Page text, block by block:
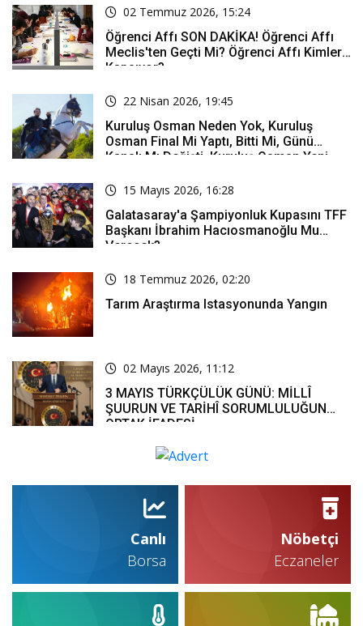
02 Temmuz 2026, 15:24
Öğrenci Affı SON DAKİKA! Öğrenci Affı
Meclis'ten Geçti Mi? Öğrenci Affı Kimleri
Kapsıyor?
22 Nisan 2026, 19:45
Kuruluş Osman Neden Yok, Kuruluş
Osman Final Mi Yaptı, Bitti Mi, Günü
Kanalı Mı Değişti, Kuruluş Osman Yeni
15 Mayıs 2026, 16:28
Galatasaray'a Şampiyonluk Kupasını TFF
Başkanı İbrahim Hacıosmanoğlu Mu
Verecek?
18 Temmuz 2026, 02:20
Tarım Araştırma Istasyonunda Yangın
02 Mayıs 2026, 11:12
3 MAYIS TÜRKÇÜLÜK GÜNÜ: MİLLÎ
ŞUURUN VE TARİHÎ SORUMLULUĞUN
ORTAK İFADESİ
Canlı
Borsa
Nöbetçi
Eczaneler